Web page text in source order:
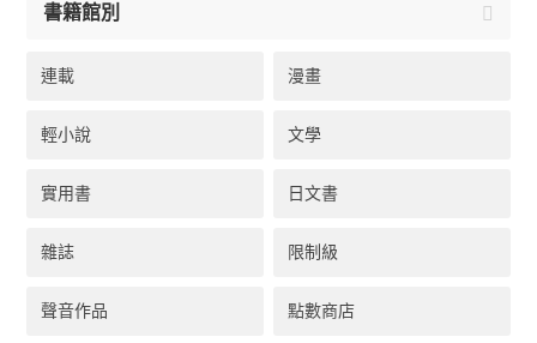
書籍館別
連載 漫畫
輕小說 文學
實用書 日文書
雜誌 限制級
聲音作品 點數商店